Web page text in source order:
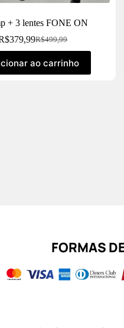
+ 3 lentes FONE ON
R$499,99
379,99
ao carrinho
FORMAS